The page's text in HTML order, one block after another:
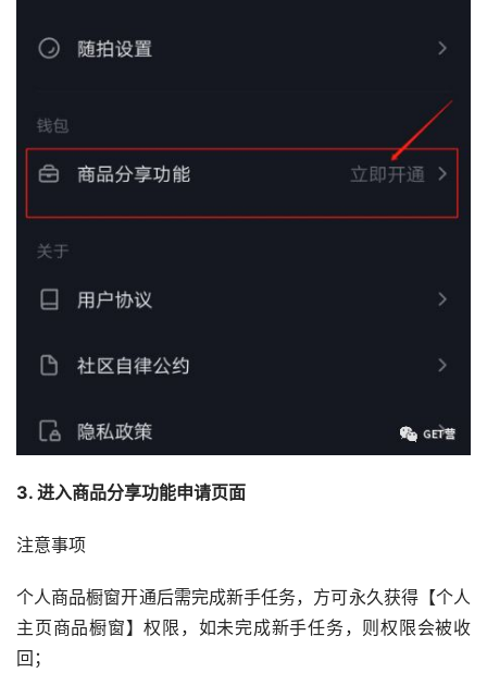
3. 进入商品分享功能申请页面
注意事项
个人商品橱窗开通后需完成新手任务，方可永久获得【个人
主页商品橱窗】权限，如未完成新手任务，则权限会被收
回；